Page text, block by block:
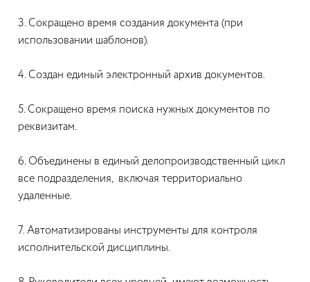
3. Сокращено время создания документа (при
использовании шаблонов).
4. Создан единый электронный архив документов.
5. Сокращено время поиска нужных документов по
реквизитам.
6. Объединены в единый делопроизводственный цикл
все подразделения, включая территориально
удаленные.
7. Автоматизированы инструменты для контроля
исполнительской дисциплины.